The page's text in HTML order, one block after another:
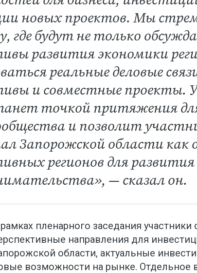
новых проектов. Мы
где будут не только
развития экономики
реальные деловые
и совместные проекты.
точкой притяжения
и позволит
Запорожской области как
регионов для развития
— сказал он.
пленарного заседания участники
направления для
области, актуальные
возможности на рынке. Отдельное